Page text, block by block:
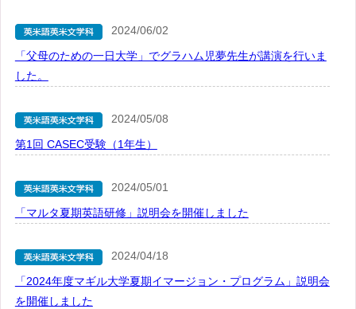
2024/06/02
「父母のための一日大学」でグラハム児夢先生が講演を行いま
した。
2024/05/08
第1回 CASEC受験（1年生）
2024/05/01
「マルタ夏期英語研修」説明会を開催しました
2024/04/18
「2024年度マギル大学夏期イマージョン・プログラム」説明会
を開催しました